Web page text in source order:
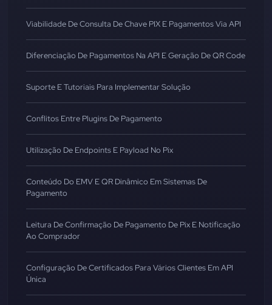
Viabilidade De Consulta De Chave PIX E Pagamentos Via API
Diferenciação De Pagamentos Na API E Geração De QR Code
Suporte E Tutoriais Para Implementar Solução
Conflitos Entre Plugins De Pagamento
Utilização De Endpoints E Payload No Pix
Conteúdo Do EMV E QR Dinâmico Em Sistemas De
Pagamento
Leitura De Confirmação De Pagamento De Pix E Notificação
Ao Comprador
Configuração De Certificados Para Vários Clientes Em API
Única